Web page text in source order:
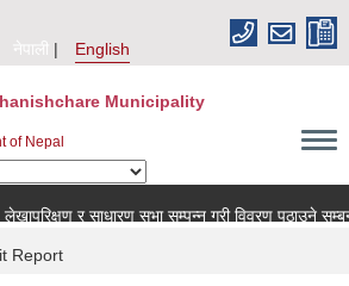
नेपाली
English
Municipality
of Nepal
र साधारण सभा सम्पन्न गरी विवरण पठाउने
Report